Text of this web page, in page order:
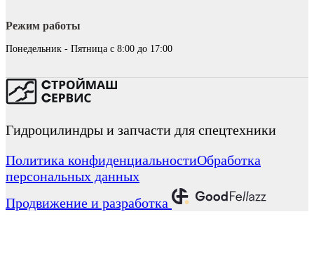
Режим работы
Понедельник - Пятница с 8:00 до 17:00
Гидроцилиндры и запчасти для спецтехники
Политика конфиденциальностиОбработка
персональных данных
Продвижение и разработка